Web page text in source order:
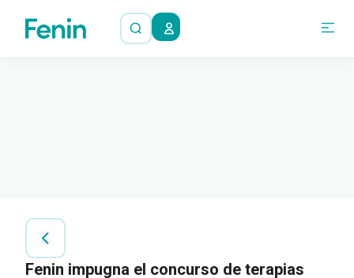
Fenin impugna el concurso de terapias